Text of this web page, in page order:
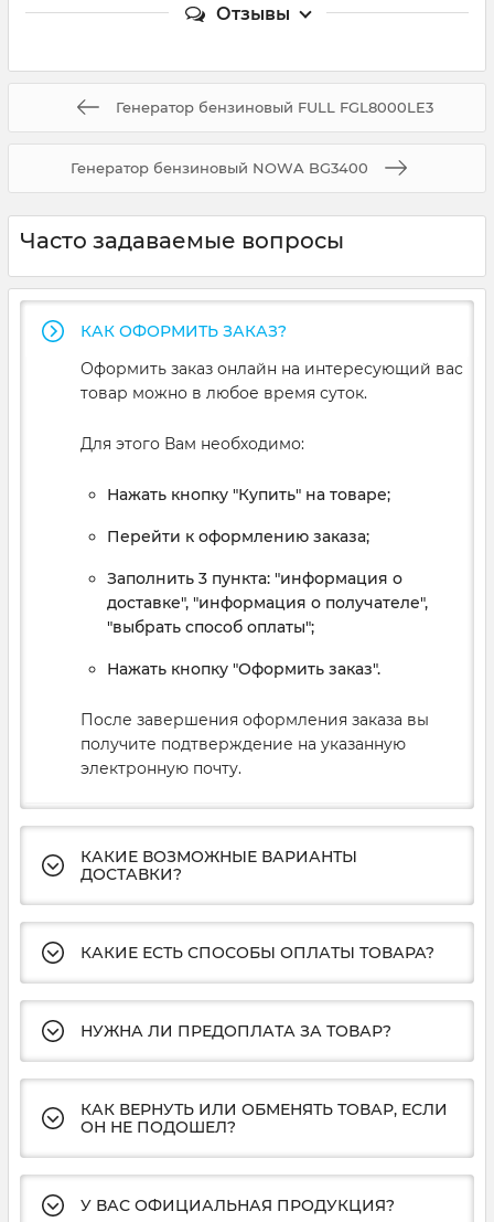
Отзывы
Генератор бензиновый FULL FGL8000LE3
Генератор бензиновый NOWA BG3400
Часто задаваемые вопросы
КАК ОФОРМИТЬ ЗАКАЗ?
Оформить заказ онлайн на интересующий вас
товар можно в любое время суток.
Для этого Вам необходимо:
Нажать кнопку "Купить" на товаре;
Перейти к оформлению заказа;
Заполнить 3 пункта: "информация о
доставке", "информация о получателе",
"выбрать способ оплаты";
Нажать кнопку "Оформить заказ".
После завершения оформления заказа вы
получите подтверждение на указанную
электронную почту.
КАКИЕ ВОЗМОЖНЫЕ ВАРИАНТЫ
ДОСТАВКИ?
КАКИЕ ЕСТЬ СПОСОБЫ ОПЛАТЫ ТОВАРА?
НУЖНА ЛИ ПРЕДОПЛАТА ЗА ТОВАР?
КАК ВЕРНУТЬ ИЛИ ОБМЕНЯТЬ ТОВАР, ЕСЛИ
ОН НЕ ПОДОШЕЛ?
У ВАС ОФИЦИАЛЬНАЯ ПРОДУКЦИЯ?